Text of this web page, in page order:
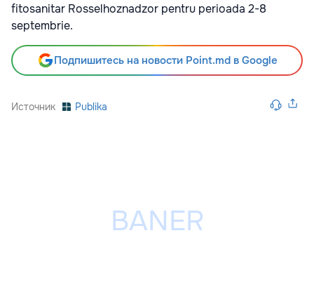
fitosanitar Rosselhoznadzor pentru perioada 2-8
septembrie.
Подпишитесь на новости Point.md в Google
Источник Publika